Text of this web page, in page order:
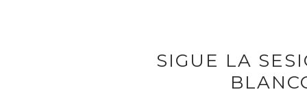
SIGUE LA